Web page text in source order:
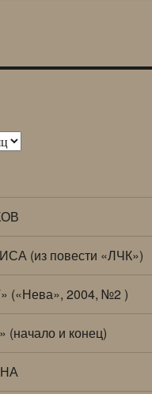
(из повести «ЛЧК»)
(«Нева», 2004, №2 )
(начало и конец)